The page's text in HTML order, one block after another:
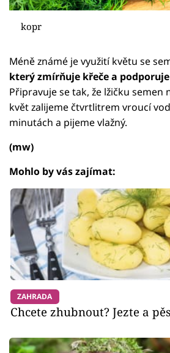
kopr
Méně známé je využití květu se
který zmírňuje křeče a
Připravuje se tak, že lžičku semen
květ zalijeme čtvrtlitrem vroucí
minutách a pijeme vlažný.
(mw)
Mohlo by vás zajímat:
ZAHRADA
Chcete zhubnout? Jezte a